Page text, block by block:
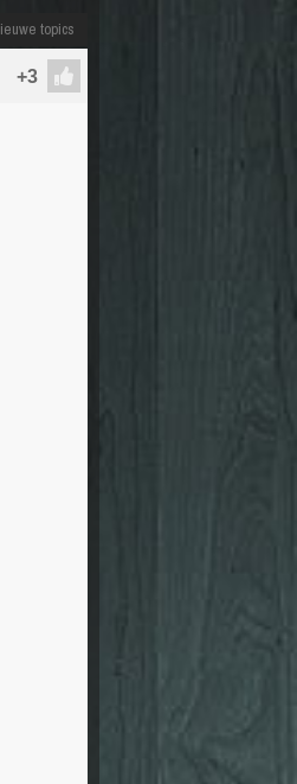
topics